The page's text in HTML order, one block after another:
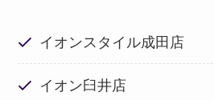
イオンスタイル成田店
イオン臼井店